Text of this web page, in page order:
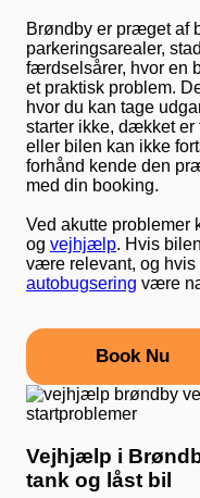
Brøndby er præget af
parkeringsarealer,
færdselsårer, hvor en
et praktisk problem.
hvor du kan tage
starter ikke, dækket er
eller bilen kan ikke
forhånd kende den
med din booking.
Ved akutte problemer
og vejhjælp. Hvis
være relevant, og hvis
autobugsering være
Book Nu
Vejhjælp i
tank og låst bil